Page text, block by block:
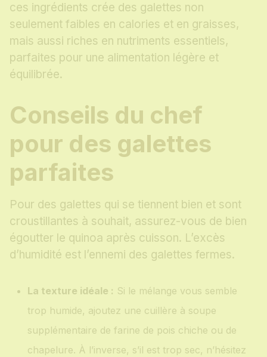
ces ingrédients crée des galettes non
seulement faibles en calories et en graisses,
mais aussi riches en nutriments essentiels,
parfaites pour une alimentation légère et
équilibrée.
Conseils du chef
pour des galettes
parfaites
Pour des galettes qui se tiennent bien et sont
croustillantes à souhait, assurez-vous de bien
égoutter le quinoa après cuisson. L’excès
d’humidité est l’ennemi des galettes fermes.
La texture idéale : Si le mélange vous semble
trop humide, ajoutez une cuillère à soupe
supplémentaire de farine de pois chiche ou de
chapelure. À l’inverse, s’il est trop sec, n’hésitez